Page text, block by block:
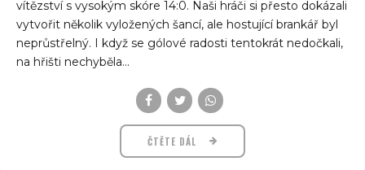
vítězství s vysokým skóre 14:0. Naši hráči si přesto dokázali
vytvořit několik vyložených šancí, ale hostující brankář byl
neprůstřelný. I když se gólové radosti tentokrát nedočkali,
na hřišti nechyběla...
ČTĚTE DÁL